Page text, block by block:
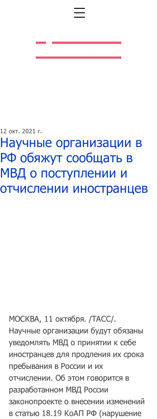
Научные организации в
РФ обяжут сообщать в
МВД о поступлении и
отчислении иностранцев
12 окт. 2021 г.
МОСКВА, 11 октября. /ТАСС/.
Научные организации будут обязаны
уведомлять МВД о принятии к себе
иностранцев для продления их срока
пребывания в России и их
отчислении. Об этом говорится в
разработанном МВД России
законопроекте о внесении изменений
в статью 18.19 КоАП РФ (нарушение